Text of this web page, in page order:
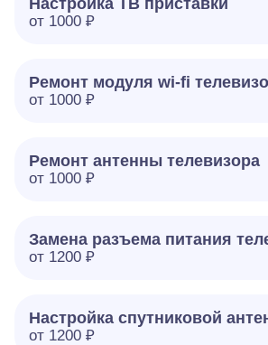
Настройка ТВ приставки
от 1000 ₽
Ремонт модуля wi-fi
от 1000 ₽
Ремонт антенны телевизора
от 1000 ₽
Замена разъема питания
от 1200 ₽
Настройка спутниковой
от 1200 ₽